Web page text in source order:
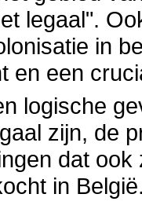
legaal".
in
en een
logische
zijn, de
dat
in